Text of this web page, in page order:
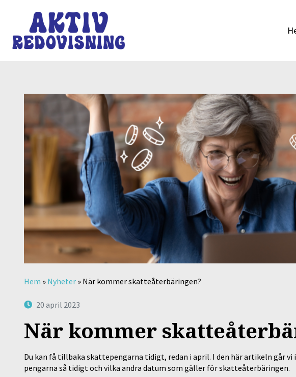
Hem » Nyheter » När kommer skatteåterbäringen?
20 april 2023
När kommer
Du kan få tillbaka skattepengarna tidigt, redan i april. I den här artikeln går vi
pengarna så tidigt och vilka andra datum som gäller för skatteåterbäringen.